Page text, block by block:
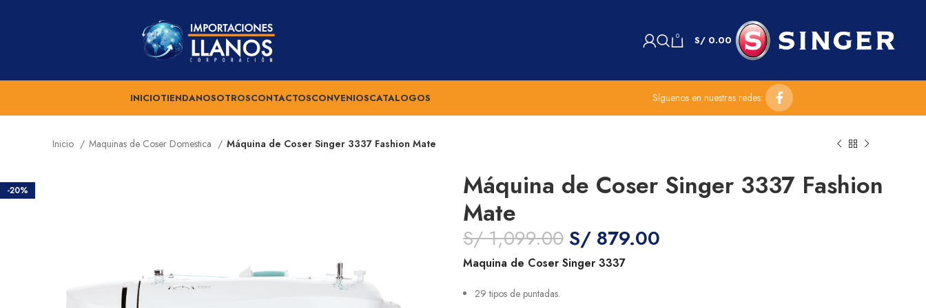
0 S/ 0.00
INICIOTIENDANOSOTROSCONTACTOSCONVENIOSCATALOGOS Síguenos en nuestras redes:
Inicio Maquinas de Coser Domestica Máquina de Coser Singer 3337 Fashion Mate
-20%
Máquina de Coser Singer 3337 Fashion
Mate
S/1,099.00 S/ 879.00
Maquina de Coser Singer 3337
29 tipos de puntadas.